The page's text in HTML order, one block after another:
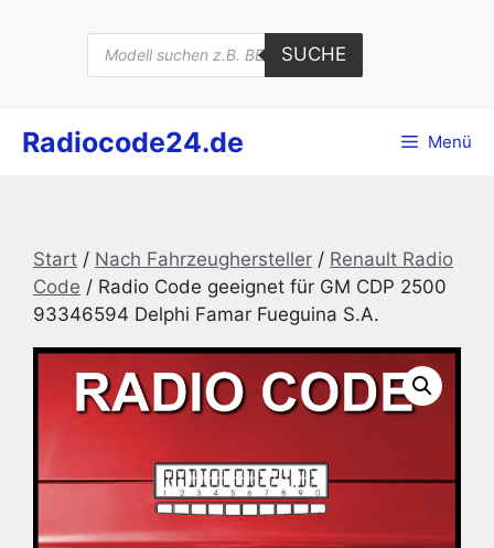
Products
search
SUCHE
Radiocode24.de Menü
Start / Nach Fahrzeughersteller / Renault Radio
Code / Radio Code geeignet für GM CDP 2500
93346594 Delphi Famar Fueguina S.A.